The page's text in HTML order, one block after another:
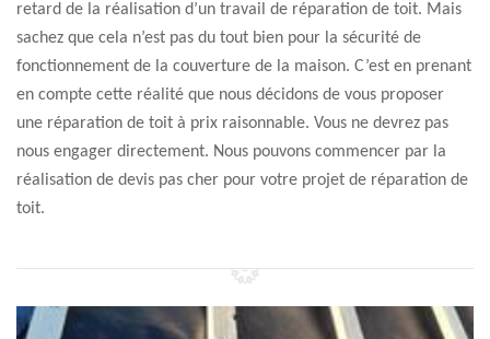
retard de la réalisation d’un travail de réparation de toit. Mais
sachez que cela n’est pas du tout bien pour la sécurité de
fonctionnement de la couverture de la maison. C’est en prenant
en compte cette réalité que nous décidons de vous proposer
une réparation de toit à prix raisonnable. Vous ne devrez pas
nous engager directement. Nous pouvons commencer par la
réalisation de devis pas cher pour votre projet de réparation de
toit.